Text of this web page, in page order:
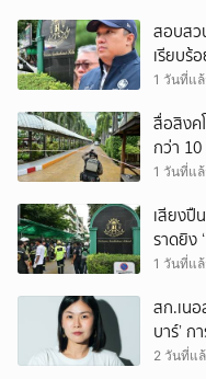
สอบสว
เรียบร้
1 วันที่แ
สื่อสิงค
กว่า
สูงที่สุด
1 วันที่แ
เสียงปื
ราดยิง
ศึกษา ค
1 วันที่แ
สก.เน
บาร์’ ก
2 วันที่แ